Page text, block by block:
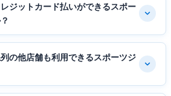
ジットカード払いができるスポー
の他店舗も利用できるスポーツジ